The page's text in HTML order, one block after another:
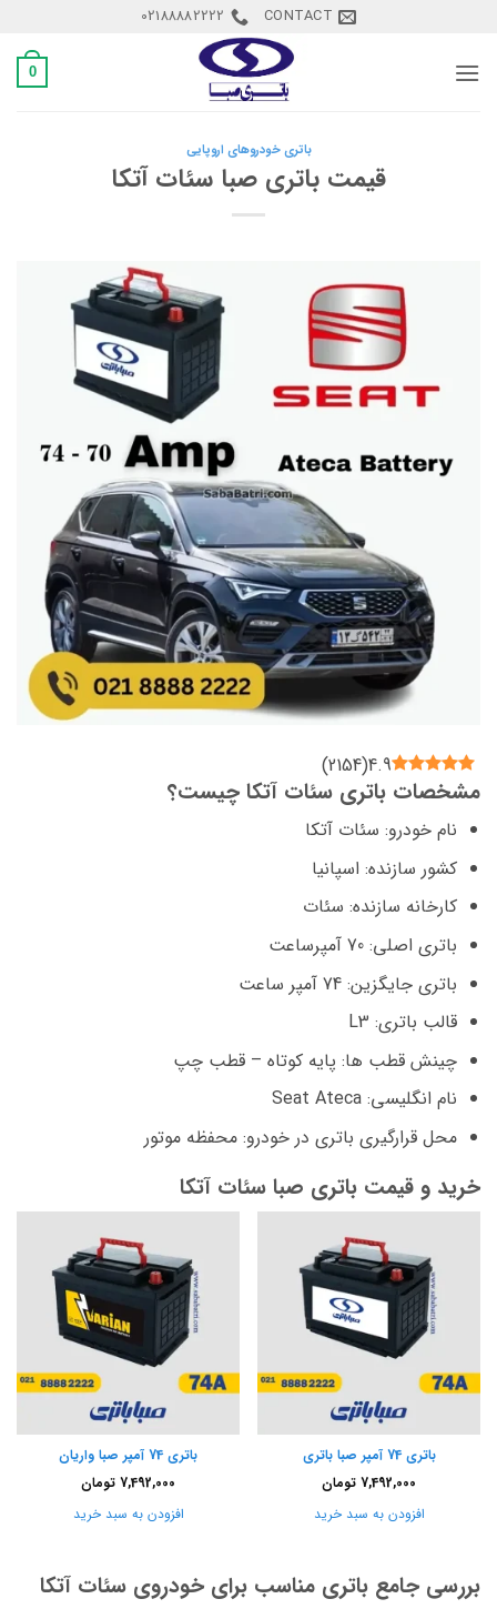
content
CONTACT
02188882222
0
باتری خودروهای اروپایی
قیمت باتری صبا سئات آتکا
4.9
(
2154
)
مشخصات باتری سئات آتکا چیست؟
نام خودرو: سئات آتکا
کشور سازنده: اسپانیا
کارخانه سازنده: سئات
باتری اصلی: 70 آمپرساعت
باتری جایگزین: 74 آمپر ساعت
قالب باتری: L3
چینش قطب ها: پایه کوتاه – قطب چپ
نام انگلیسی: Seat Ateca
محل قرارگیری باتری در خودرو: محفظه موتور
خرید و قیمت باتری صبا سئات آتکا
باتری 74 آمپر صبا باتری
7,492,000 تومان
افزودن به سبد خرید
باتری 74 آمپر صبا واریان
7,492,000 تومان
افزودن به سبد خرید
بررسی جامع باتری مناسب برای خودروی سئات آتکا